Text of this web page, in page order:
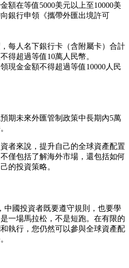
額在等值5000美元以上至10000美
銀行申領《攜帶外匯出境許可
每人名下銀行卡（含附屬卡）合計
得超過等值10萬人民幣。
現金金額不得超過等值10000人民
期未來外匯管制政策中長期內5萬
者來說，提升自己的全球資產配置
僅包括了解海外市場，還包括如何
的投資策略。
中國投資者既要遵守規則，也要學
一場馬拉松，不是短跑。在有限的
執行，您仍然可以參與全球資產配